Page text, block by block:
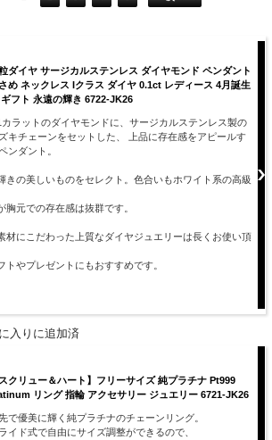
ダイヤ サージカルステンレス ダイヤモンド ペンダント
め ネックレス Iクラス ダイヤ 0.1ct レディース 4月誕生
フト 永遠の輝き 6722-JK26
カラットのダイヤモンドに、サージカルステンレス製の
キチェーンをセットした、 上品に存在感をアピールす
ンダント。
きの美しいものをセレクト。色合いもホワイト系の高級
胸元での存在感は抜群です。
材にこだわった上質なダイヤジュエリーは長くお使い頂
トやプレゼントにもおすすめです。
入りに追加済
スクリュー＆ハート】フリーサイズ 純プラチナ Pt999
リング 指輪 アクセサリー ジュエリー 6721-JK26
で優美に輝く純プラチナのチェーンリング。
イド式で自由にサイズ調整ができるので、